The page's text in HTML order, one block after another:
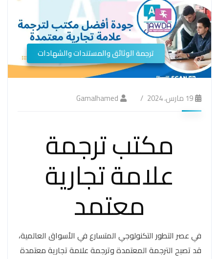
ترجمة الوثائق والمستندات والشهادات
19 مارس، 2024 Gamalhamed
مكتب ترجمة
علامة تجارية
معتمد
في عصر التطور التكنولوجي المتسارع في الأسواق العالمية،
قد تصبح الترجمة المعتمدة وترجمة علامة تجارية معتمدة